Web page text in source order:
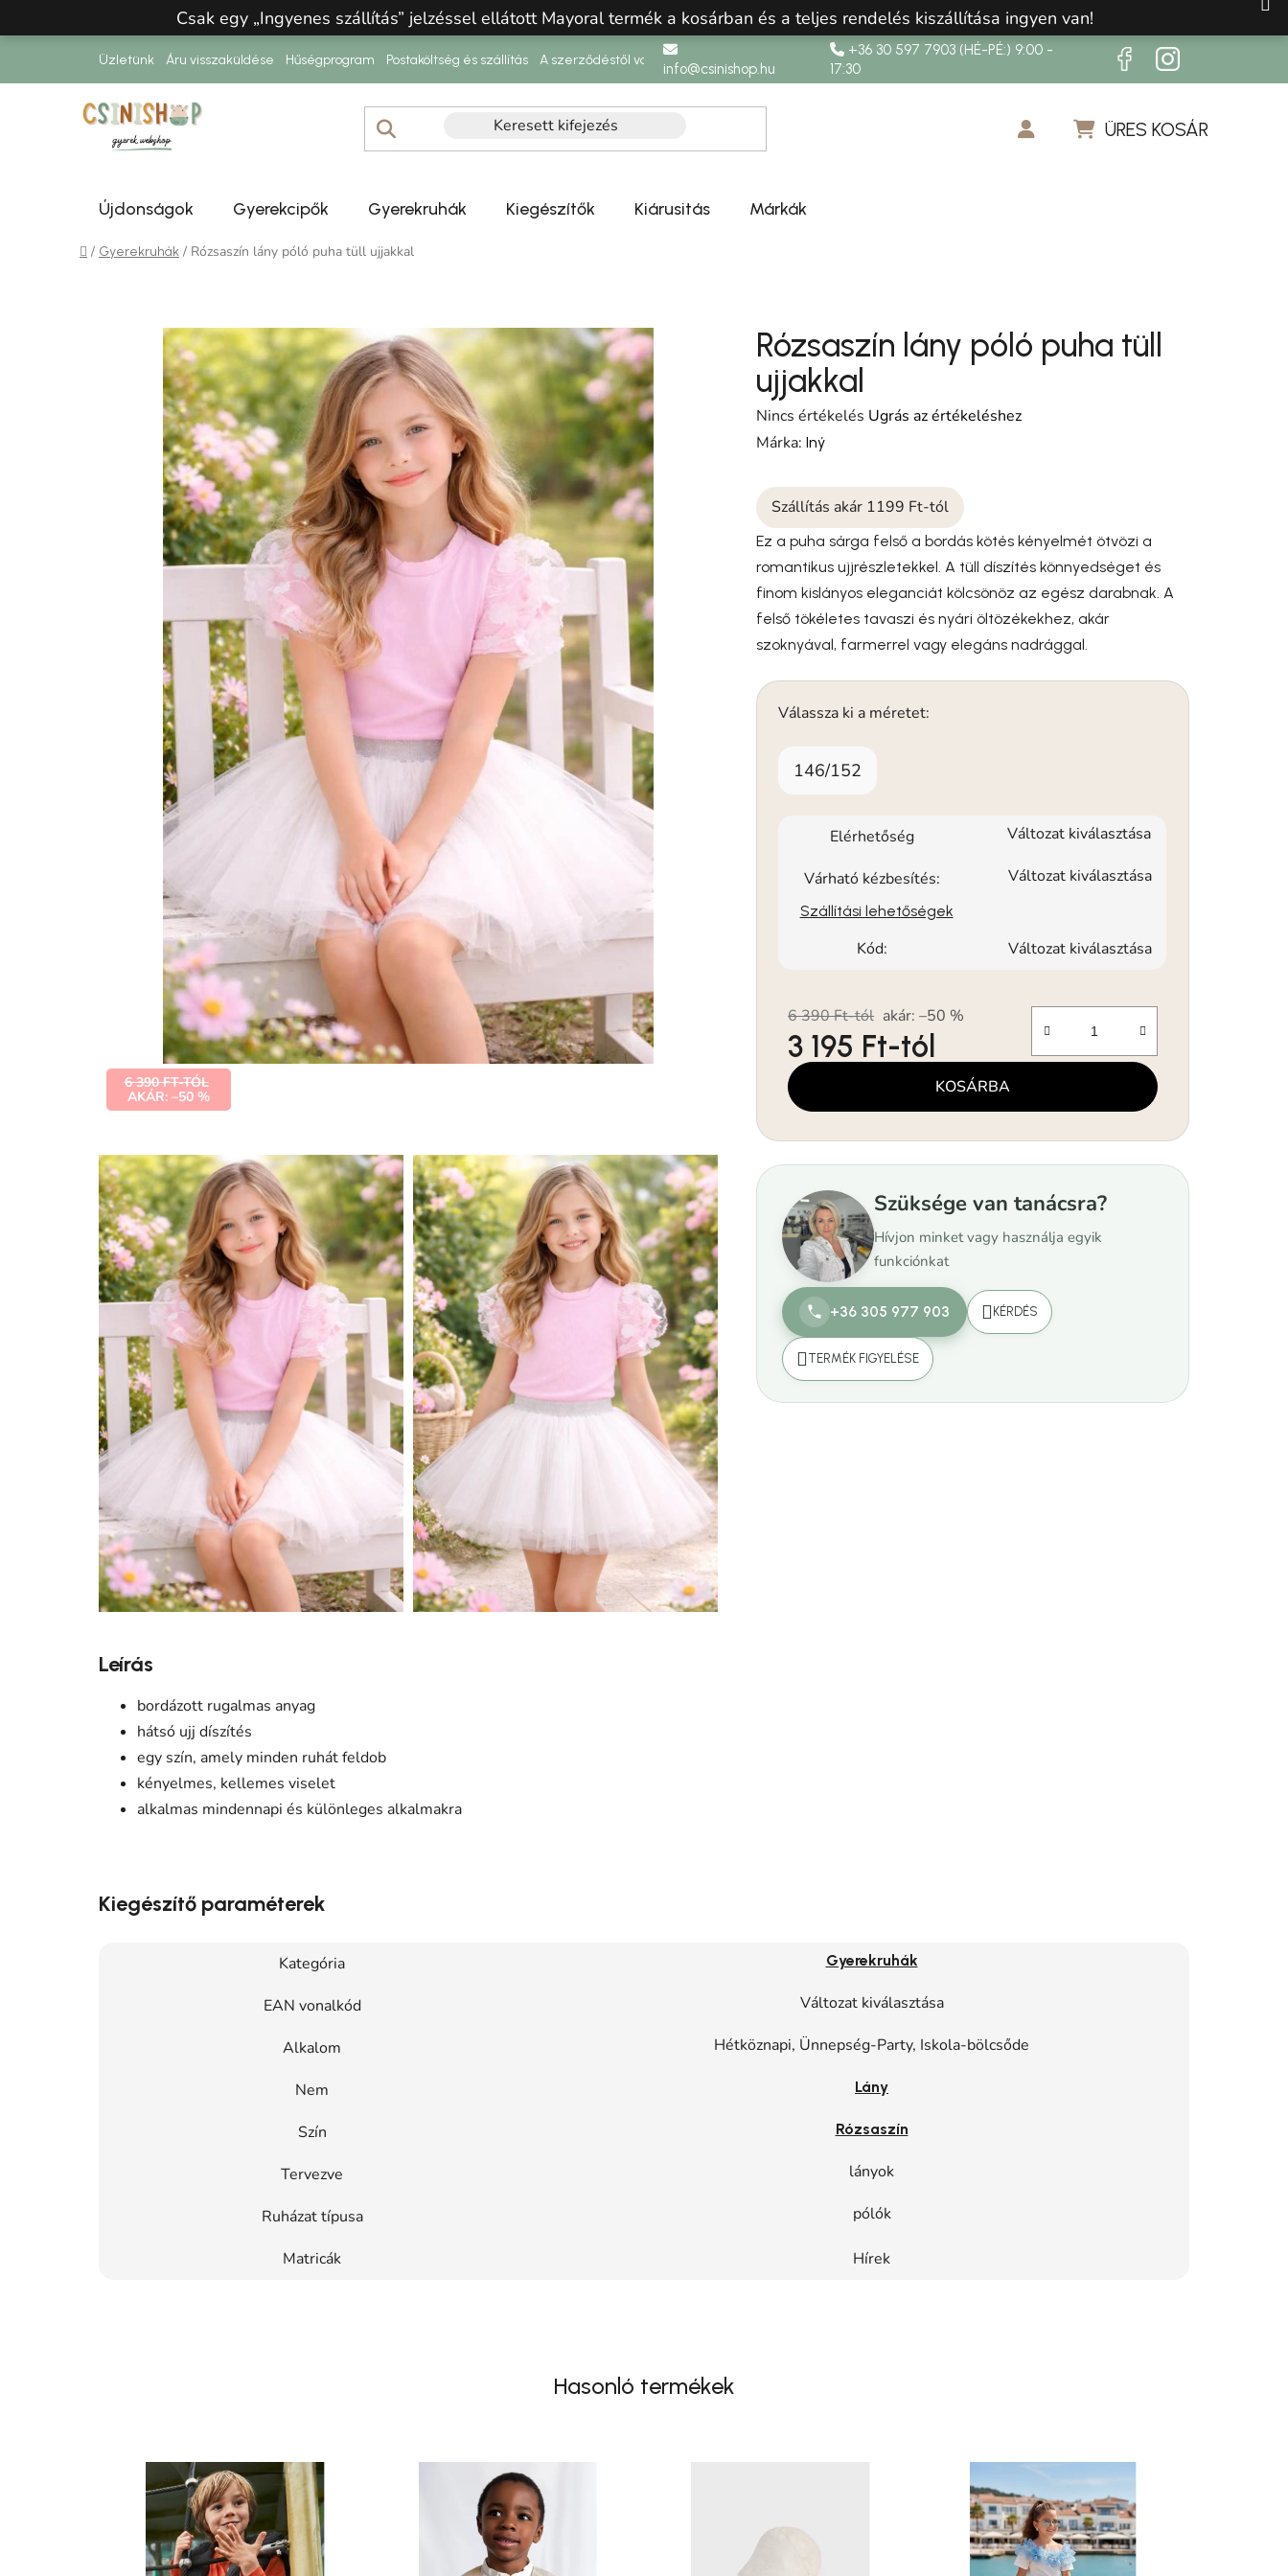
Csak egy „Ingyenes szállítás” jelzéssel ellátott Mayoral termék a kosárban és a teljes rendelés kiszállítása ingyen van!
Üzletünk Áru visszaküldése Hűségprogram Postaköltség és szállítás A szerződéstől való elállásinfo@csinishop.hu
+36 30 597 7903 (HÉ-PÉ:) 9:00 -
17:30
ÜRES KOSÁR
Újdonságok Gyerekcipők Gyerekruhák Kiegészítők Kiárusitás Márkák
Kezdőlap
/ Gyerekruhák / Rózsaszín lány póló puha tüll ujjakkal
Rózsaszín lány póló puha tüll
ujjakkal
A termék átlagos értékelése 5-ből 0,0 csillag.
Nincs értékelés Ugrás az értékeléshez
Márka:Iný
Szállítás akár 1199 Ft-tól
Ez a puha sárga felső a bordás kötés kényelmét ötvözi a
romantikus ujjrészletekkel. A tüll díszítés könnyedséget és
finom kislányos eleganciát kölcsönöz az egész darabnak. A
felső tökéletes tavaszi és nyári öltözékekhez, akár
szoknyával, farmerrel vagy elegáns nadrággal.
Válassza ki a méretet:
146/152
Elérhetőség Változat kiválasztása
Várható kézbesítés: Változat kiválasztása
Szállítási lehetőségek
Kód: Változat kiválasztása
6 390 Ft-tól akár: –50 %
3 195 Ft-tól
Egységár: KOSÁRBA
Szüksége van tanácsra?
Hívjon minket vagy használja egyik
funkciónkat
+36 305 977 903 KÉRDÉS
TERMÉK FIGYELÉSE
6 390 FT-TÓL
AKÁR: –50 %
Leírás
bordázott rugalmas anyag
hátsó ujj díszítés
egy szín, amely minden ruhát feldob
kényelmes, kellemes viselet
alkalmas mindennapi és különleges alkalmakra
Kiegészítő paraméterek
Kategória Gyerekruhák
EAN vonalkód Változat kiválasztása
Alkalom Hétköznapi, Ünnepség-Party, Iskola-bölcsőde
Nem Lány
Szín Rózsaszín
Tervezve lányok
Ruházat típusa pólók
Matricák Hírek
Hasonló termékek